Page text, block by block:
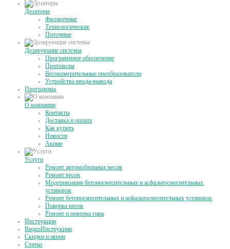
Дозаторы
Фасовочные
Технологические
Поточные
Дозирующие системы
Программное обеспечение
Протоколы
Весоизмерительные преобразователи
Устройства ввода-вывода
Программы
О компании
Контакты
Доставка и оплата
Как купить
Новости
Акции
Услуги
Ремонт автомобильных весов
Ремонт весов
Модернизация бетоносмесительных и асфальтосмесительных
установок
Ремонт бетоносмесительных и асфальтосмесительных установок
Поверка весов
Ремонт и поверка гирь
Инструкции
ВидеоИнструкции
Скидки и акции
Статьи